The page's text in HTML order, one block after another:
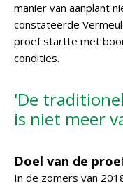
manier van aanplant
constateerde
proef startte met
condities.
'De
is niet meer
Doel van de
In de zomers van